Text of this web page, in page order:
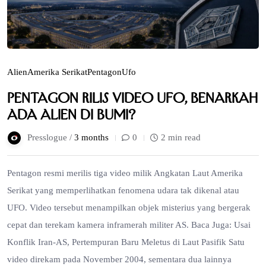
AlienAmerika SerikatPentagonUfo
Pentagon Rilis Video UFO, Benarkah
Ada Alien di Bumi?
Presslogue / 3 months 0 2 min read
Pentagon resmi merilis tiga video milik Angkatan Laut Amerika
Serikat yang memperlihatkan fenomena udara tak dikenal atau
UFO. Video tersebut menampilkan objek misterius yang bergerak
cepat dan terekam kamera inframerah militer AS. Baca Juga: Usai
Konflik Iran-AS, Pertempuran Baru Meletus di Laut Pasifik Satu
video direkam pada November 2004, sementara dua lainnya